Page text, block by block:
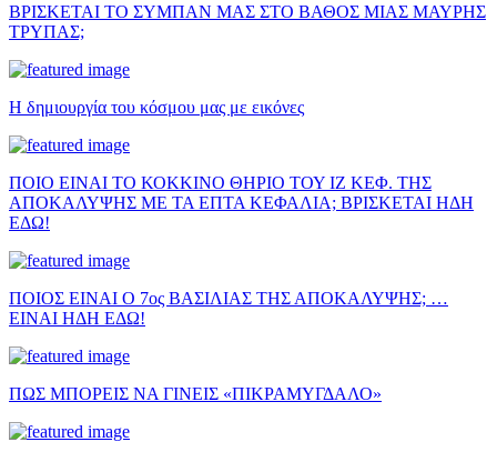
ΒΡΙΣΚΕΤΑΙ ΤΟ ΣΥΜΠΑΝ ΜΑΣ ΣΤΟ ΒΑΘΟΣ ΜΙΑΣ ΜΑΥΡΗΣ
ΤΡΥΠΑΣ;
Η δημιουργία του κόσμου μας με εικόνες
ΠΟΙΟ ΕΙΝΑΙ ΤΟ ΚΟΚΚΙΝΟ ΘΗΡΙΟ ΤΟΥ ΙΖ ΚΕΦ. ΤΗΣ
ΑΠΟΚΑΛΥΨΗΣ ΜΕ ΤΑ ΕΠΤΑ ΚΕΦΑΛΙΑ; ΒΡΙΣΚΕΤΑΙ ΗΔΗ
ΕΔΩ!
ΠΟΙΟΣ ΕΙΝΑΙ Ο 7ος ΒΑΣΙΛΙΑΣ ΤΗΣ ΑΠΟΚΑΛΥΨΗΣ; …
ΕΙΝΑΙ ΗΔΗ ΕΔΩ!
ΠΩΣ ΜΠΟΡΕΙΣ ΝΑ ΓΙΝΕΙΣ «ΠΙΚΡΑΜΥΓΔΑΛΟ»